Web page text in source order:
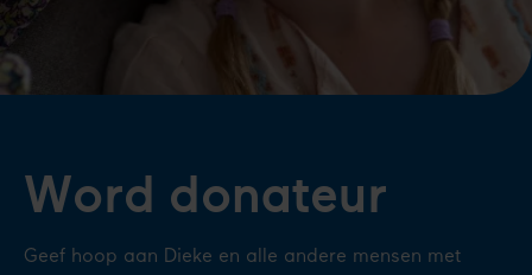
Word donateur
Geef hoop aan Dieke en alle andere mensen met